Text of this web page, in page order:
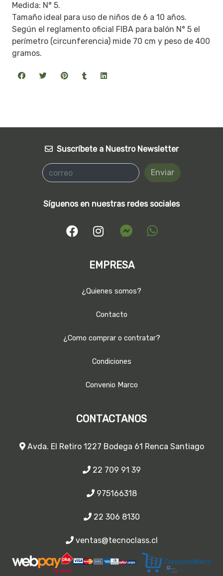
Medida: N° 5.
Tamaño ideal para uso de niños de 6 a 10 años.
Según el reglamento oficial FIBA para balón N° 5 el
perímetro (circunferencia) mide 70 cm y peso de 400
gramos.
Suscríbete a Nuestro Newsletter
Enviar
Síguenos en nuestras redes sociales
EMPRESA
¿Quienes somos?
Contacto
¿Como comprar o contratar?
Condiciones
Convenio Marco
CONTACTANOS
Avda. El Retiro 1227 Bodega 61 Renca Santiago
22 709 91 39
975166318
22 306 8130
ventas@tecnoclass.cl